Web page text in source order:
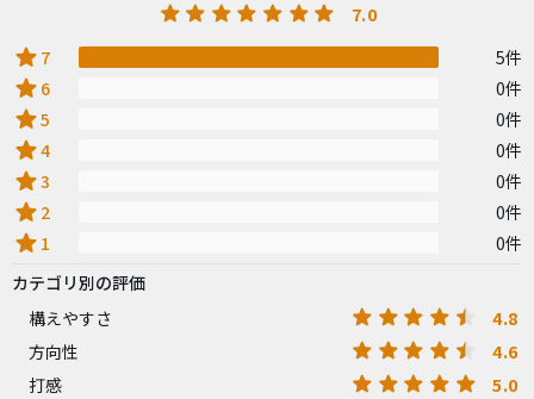
7.0
star 7 5件
star 6 0件
star5 0件
star4 0件
star3 0件
star 2 0件
star 1
0件
カテゴリ別の評価
構えやすさ
4.8
方向性 4.6
打感 5.0